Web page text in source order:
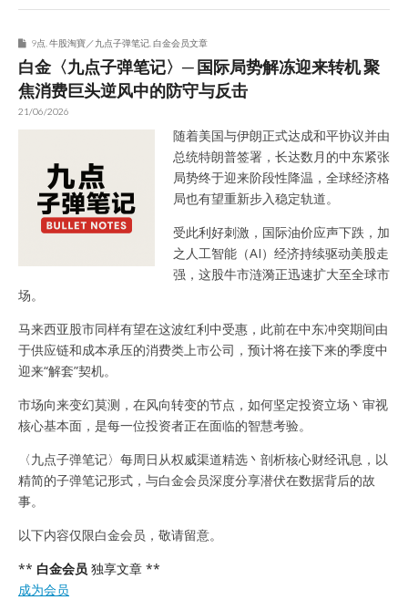
9点 牛股淘寶／九点子弹笔记 白金会员文章
白金〈九点子弹笔记〉─ 国际局势解冻迎来转机 聚
焦消费巨头逆风中的防守与反击
21/06/2026
随着美国与伊朗正式达成和平协议并由
总统特朗普签署，长达数月的中东紧张
局势终于迎来阶段性降温，全球经济格
局也有望重新步入稳定轨道。
受此利好刺激，国际油价应声下跌，加
之人工智能（AI）经济持续驱动美股走
强，这股牛市涟漪正迅速扩大至全球市
场。
马来西亚股市同样有望在这波红利中受惠，此前在中东冲突期间由
于供应链和成本承压的消费类上市公司，预计将在接下来的季度中
迎来“解套”契机。
市场向来变幻莫测，在风向转变的节点，如何坚定投资立场丶审视
核心基本面，是每一位投资者正在面临的智慧考验。
〈九点子弹笔记〉每周日从权威渠道精选丶剖析核心财经讯息，以
精简的子弹笔记形式，与白金会员深度分享潜伏在数据背后的故
事。
以下内容仅限白金会员，敬请留意。
** 白金会员 独享文章 **
成为会员